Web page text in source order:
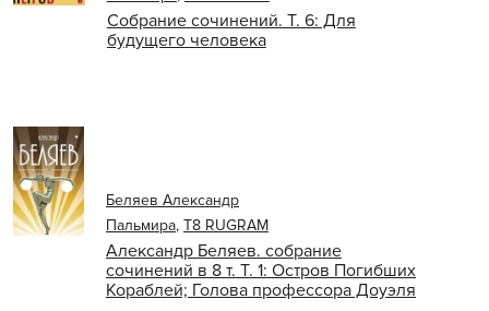
Собрание сочинений. Т. 6: Для
будущего человека
Александр Беляев. собрание
сочинений в 8 т. Т. 1: Остров Погибших
Кораблей; Голова профессора Доуэля
Беляев Александр
Пальмира, Т8 RUGRAM